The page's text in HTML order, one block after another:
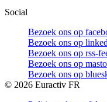
Social
Bezoek ons op
Bezoek ons op
Bezoek ons op rss-
Bezoek ons op
Bezoek ons op
© 2026 Euractiv FR